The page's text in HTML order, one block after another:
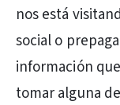
nos está
social o
información
tomar alguna